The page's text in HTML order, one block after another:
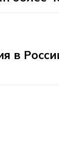
в